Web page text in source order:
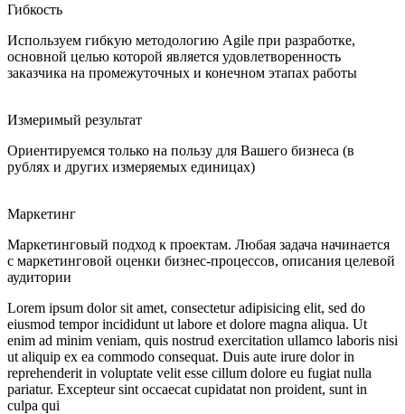
Гибкость
Используем гибкую методологию Agile при разработке,
основной целью которой является удовлетворенность
заказчика на промежуточных и конечном этапах работы
Измеримый результат
Ориентируемся только на пользу для Вашего бизнеса (в
рублях и других измеряемых единицах)
Маркетинг
Маркетинговый подход к проектам. Любая задача начинается
с маркетинговой оценки бизнес-процессов, описания целевой
аудитории
Lorem ipsum dolor sit amet, consectetur adipisicing elit, sed do
eiusmod tempor incididunt ut labore et dolore magna aliqua. Ut
enim ad minim veniam, quis nostrud exercitation ullamco laboris nisi
ut aliquip ex ea commodo consequat. Duis aute irure dolor in
reprehenderit in voluptate velit esse cillum dolore eu fugiat nulla
pariatur. Excepteur sint occaecat cupidatat non proident, sunt in
culpa qui